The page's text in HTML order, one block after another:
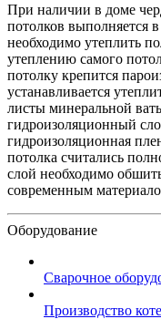
При наличии в доме
потолков выполняется
необходимо утеплить
утеплению самого
потолку крепится
устанавливается
листы минеральной
гидроизоляционный
гидроизоляционная
потолка считались
слой необходимо
современным
Оборудование
Сварочное
Производство